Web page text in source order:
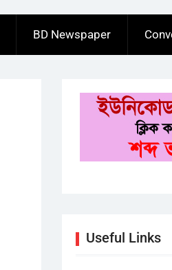
BD Newspaper
Useful Links